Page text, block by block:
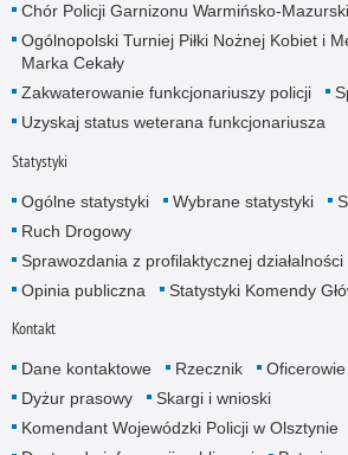
Chór Policji Garnizonu Warmińsko-
Ogólnopolski Turniej Piłki Nożnej Kobiet i
Marka Cekały
Zakwaterowanie funkcjonariuszy policji
Uzyskaj status weterana funkcjonariusza
Statystyki
Ogólne statystyki Wybrane statystyki
Ruch Drogowy
Sprawozdania z profilaktycznej działalności
Opinia publiczna
Statystyki Komendy
Kontakt
Dane kontaktowe Rzecznik
Dyżur prasowy
Skargi i wnioski
Komendant Wojewódzki Policji w Olsztynie